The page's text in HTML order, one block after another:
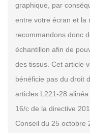
graphique, par
entre votre écran et la
recommandons donc
échantillon afin de
des tissus. Cet article
bénéficie pas du droit
articles L221-28
16/c de la directive
Conseil du 25 octobre